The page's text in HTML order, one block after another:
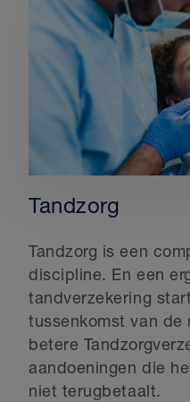
Tandzorg
Tandzorg is een
discipline. En een
tandverzekering
tussenkomst van de
betere
aandoeningen die
niet terugbetaalt.